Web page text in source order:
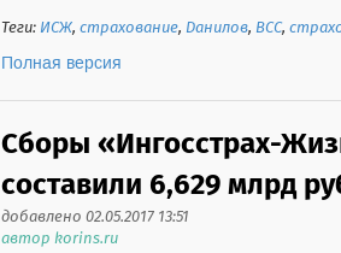
Теги:ИСЖ,страхование, Данилов, ВСС,
Полная версия
Cборы «Ингосстрах-
составили 6,629 млрд
добавлено 02.05.2017 13:51
автор korins.ru